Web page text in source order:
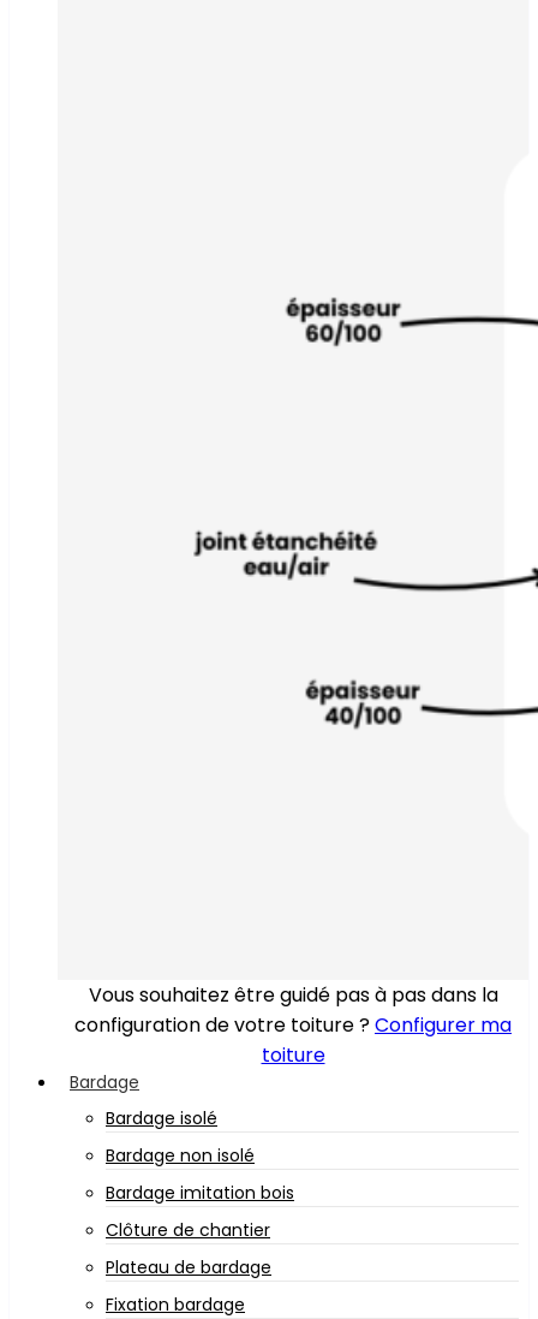
Vous souhaitez être guidé pas à pas dans la
configuration de votre toiture ?Configurer ma
toiture
Bardage
Bardage isolé
Bardage non isolé
Bardage imitation bois
Clôture de chantier
Plateau de bardage
Fixation bardage